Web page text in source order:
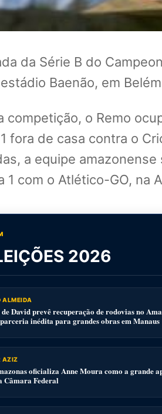
da Série B do
Baenão, em
competição, o Remo
fora de casa contra o
a equipe
1 com o Atlético-GO, na
2026
ALMEIDA
David prevê recuperação de rodovias no
inédita para grandes obras em Manaus
AZIZ
oficializa Anne Moura como a grande
Câmara Federal